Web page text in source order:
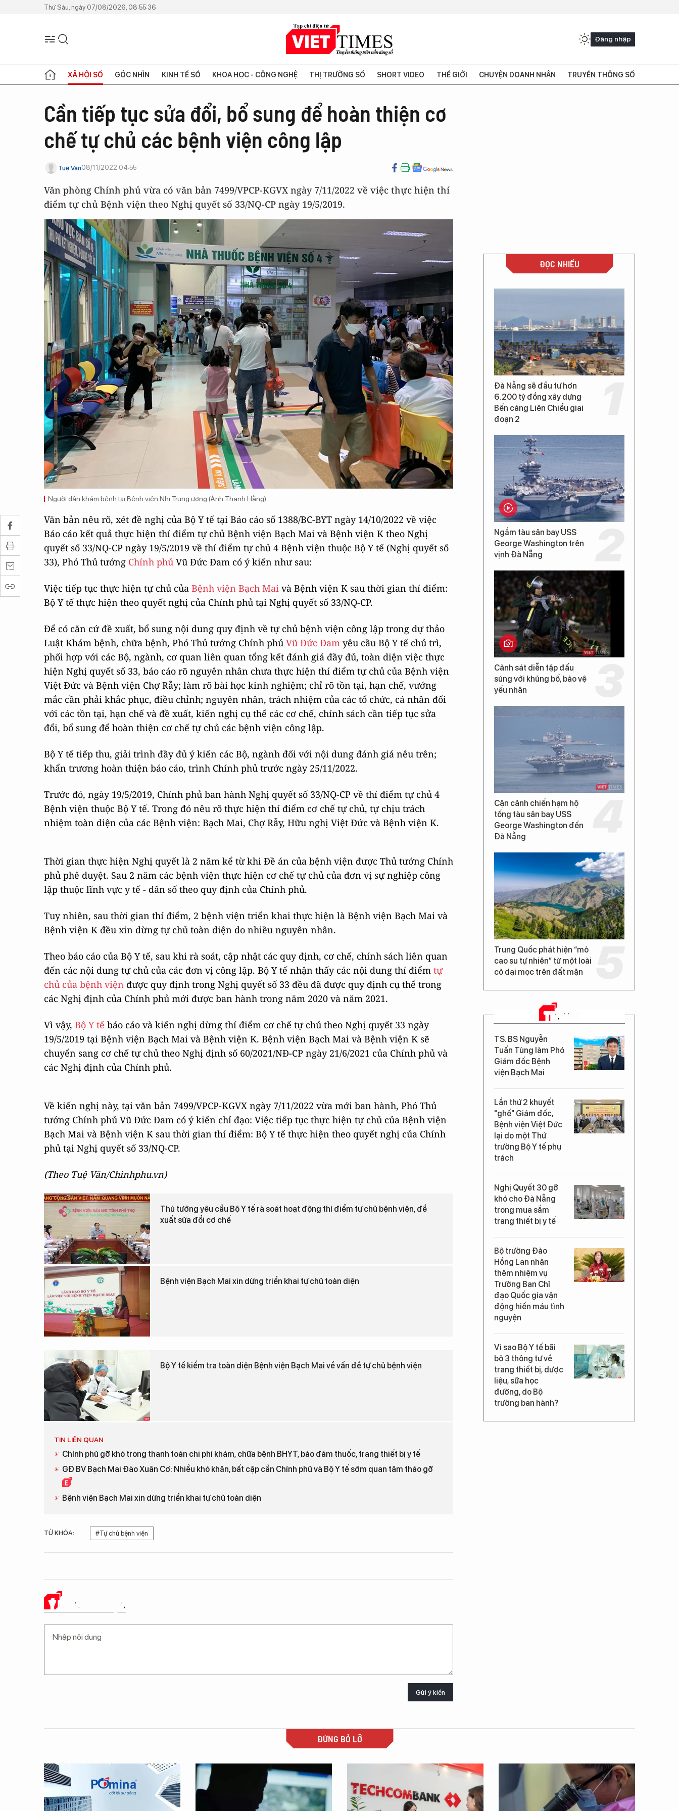
Thứ Sáu, ngày 07/08/2026, 08:55:36
Đăng nhập
XÃ HỘI SỐ GÓC NHÌN KINH TẾ SỐ KHOA HỌC - CÔNG NGHỆ THỊ TRƯỜNG SỐ SHORT VIDEO THẾ GIỚI CHUYỆN DOANH NHÂN TRUYỀN THÔNG SỐ
Cần tiếp tục sửa đổi, bổ sung để hoàn thiện cơ
chế tự chủ các bệnh viện công lập
Tuệ Văn08/11/2022 04:55
Văn phòng Chính phủ vừa có văn bản 7499/VPCP-KGVX ngày 7/11/2022 về việc thực hiện thí
điểm tự chủ Bệnh viện theo Nghị quyết số 33/NQ-CP ngày 19/5/2019.
Người dân khám bệnh tại Bệnh viện Nhi Trung ương (Ảnh Thanh Hằng)
Văn bản nêu rõ, xét đề nghị của Bộ Y tế tại Báo cáo số 1388/BC-BYT ngày 14/10/2022 về việc
Báo cáo kết quả thực hiện thí điểm tự chủ Bệnh viện Bạch Mai và Bệnh viện K theo Nghị
quyết số 33/NQ-CP ngày 19/5/2019 về thí điểm tự chủ 4 Bệnh viện thuộc Bộ Y tế (Nghị quyết số
33), Phó Thủ tướng Chính phủ Vũ Đức Đam có ý kiến như sau:
Việc tiếp tục thực hiện tự chủ của Bệnh viện Bạch Mai và Bệnh viện K sau thời gian thí điểm:
Bộ Y tế thực hiện theo quyết nghị của Chính phủ tại Nghị quyết số 33/NQ-CP.
Để có căn cứ đề xuất, bổ sung nội dung quy định về tự chủ bệnh viện công lập trong dự thảo
Luật Khám bệnh, chữa bệnh, Phó Thủ tướng Chính phủ Vũ Đức Đam yêu cầu Bộ Y tế chủ trì,
phối hợp với các Bộ, ngành, cơ quan liên quan tổng kết đánh giá đầy đủ, toàn diện việc thực
hiện Nghị quyết số 33, báo cáo rõ nguyên nhân chưa thực hiện thí điểm tự chủ của Bệnh viện
Việt Đức và Bệnh viện Chợ Rẫy; làm rõ bài học kinh nghiệm; chỉ rõ tồn tại, hạn chế, vướng
mắc cần phải khắc phục, điều chỉnh; nguyên nhân, trách nhiệm của các tổ chức, cá nhân đối
với các tồn tại, hạn chế và đề xuất, kiến nghị cụ thể các cơ chế, chính sách cần tiếp tục sửa
đổi, bổ sung để hoàn thiện cơ chế tự chủ các bệnh viện công lập.
Bộ Y tế tiếp thu, giải trình đầy đủ ý kiến các Bộ, ngành đối với nội dung đánh giá nêu trên;
khẩn trương hoàn thiện báo cáo, trình Chính phủ trước ngày 25/11/2022.
Trước đó, ngày 19/5/2019, Chính phủ ban hành Nghị quyết số 33/NQ-CP về thí điểm tự chủ 4
Bệnh viện thuộc Bộ Y tế. Trong đó nêu rõ thực hiện thí điểm cơ chế tự chủ, tự chịu trách
nhiệm toàn diện của các Bệnh viện: Bạch Mai, Chợ Rẫy, Hữu nghị Việt Đức và Bệnh viện K.
Thời gian thực hiện Nghị quyết là 2 năm kể từ khi Đề án của bệnh viện được Thủ tướng Chính
phủ phê duyệt. Sau 2 năm các bệnh viện thực hiện cơ chế tự chủ của đơn vị sự nghiệp công
lập thuộc lĩnh vực y tế - dân số theo quy định của Chính phủ.
Tuy nhiên, sau thời gian thí điểm, 2 bệnh viện triển khai thực hiện là Bệnh viện Bạch Mai và
Bệnh viện K đều xin dừng tự chủ toàn diện do nhiều nguyên nhân.
Theo báo cáo của Bộ Y tế, sau khi rà soát, cập nhật các quy định, cơ chế, chính sách liên quan
đến các nội dung tự chủ của các đơn vị công lập. Bộ Y tế nhận thấy các nội dung thí điểm tự
chủ của bệnh viện được quy định trong Nghị quyết số 33 đều đã được quy định cụ thể trong
các Nghị định của Chính phủ mới được ban hành trong năm 2020 và năm 2021.
Vì vậy, Bộ Y tế báo cáo và kiến nghị dừng thí điểm cơ chế tự chủ theo Nghị quyết 33 ngày
19/5/2019 tại Bệnh viện Bạch Mai và Bệnh viện K. Bệnh viện Bạch Mai và Bệnh viện K sẽ
chuyển sang cơ chế tự chủ theo Nghị định số 60/2021/NĐ-CP ngày 21/6/2021 của Chính phủ và
các Nghị định của Chính phủ.
Về kiến nghị này, tại văn bản 7499/VPCP-KGVX ngày 7/11/2022 vừa mới ban hành, Phó Thủ
tướng Chính phủ Vũ Đức Đam có ý kiến chỉ đạo: Việc tiếp tục thực hiện tự chủ của Bệnh viện
Bạch Mai và Bệnh viện K sau thời gian thí điểm: Bộ Y tế thực hiện theo quyết nghị của Chính
phủ tại Nghị quyết số 33/NQ-CP.
(Theo Tuệ Văn/Chinhphu.vn)
Thủ tướng yêu cầu Bộ Y tế rà soát hoạt động thí điểm tự chủ bệnh viện, đề
xuất sửa đổi cơ chế
Bệnh viện Bạch Mai xin dừng triển khai tự chủ toàn diện
Bộ Y tế kiểm tra toàn diện Bệnh viện Bạch Mai về vấn đề tự chủ bệnh viện
TIN LIÊN QUAN
Chính phủ gỡ khó trong thanh toán chi phí khám, chữa bệnh BHYT, bảo đảm thuốc, trang thiết bị y tế
GĐ BV Bạch Mai Đào Xuân Cơ: Nhiều khó khăn, bất cập cần Chính phủ và Bộ Y tế sớm quan tâm tháo gỡ
Bệnh viện Bạch Mai xin dừng triển khai tự chủ toàn diện
TỪ KHÓA: #Tự chủ bệnh viện
Ý KIẾN CỦA BẠN
Gửi ý kiến
ĐỌC NHIỀU
Đà Nẵng sẽ đầu tư hơn
6.200 tỷ đồng xây dựng
Bến cảng Liên Chiểu giai
đoạn 2
Ngắm tàu sân bay USS
George Washington trên
vịnh Đà Nẵng
Cảnh sát diễn tập đấu
súng với khủng bố, bảo vệ
yếu nhân
Cận cảnh chiến hạm hộ
tống tàu sân bay USS
George Washington đến
Đà Nẵng
Trung Quốc phát hiện “mỏ
cao su tự nhiên” từ một loài
cỏ dại mọc trên đất mặn
TIN MỚI
TS. BS Nguyễn
Tuấn Tùng làm Phó
Giám đốc Bệnh
viện Bạch Mai
Lần thứ 2 khuyết
"ghế" Giám đốc,
Bệnh viện Việt Đức
lại do một Thứ
trưởng Bộ Y tế phụ
trách
Nghị Quyết 30 gỡ
khó cho Đà Nẵng
trong mua sắm
trang thiết bị y tế
Bộ trưởng Đào
Hồng Lan nhận
thêm nhiệm vụ
Trưởng Ban Chỉ
đạo Quốc gia vận
động hiến máu tình
nguyện
Vì sao Bộ Y tế bãi
bỏ 3 thông tư về
trang thiết bị, dược
liệu, sữa học
đường, do Bộ
trưởng ban hành?
ĐỪNG BỎ LỠ